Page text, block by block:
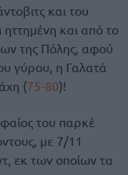
και του
και από το
της Πόλης, αφού
γύρου, η Γαλατά
(75-80)!
του παρκέ
με 7/11
εκ των οποίων τα